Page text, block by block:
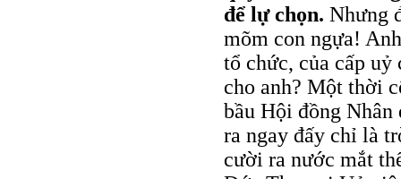
để lự chọn. Nhưng
mõm con ngựa!
tổ chức, của cấp uỷ
cho anh? Một thời
bầu Hội đồng
ra ngay đấy chỉ là
cười ra nước mắt